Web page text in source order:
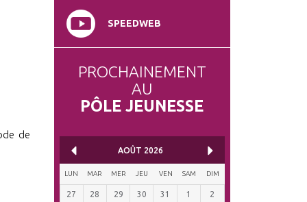
de
SPEEDWEB
PROCHAINEMENT
AU
PÔLE JEUNESSE
AOÛT 2026
LUN MAR MER JEU VEN SAM DIM
27 28 29 30 31 1 2